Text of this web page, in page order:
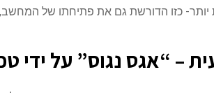
כזו הדורשת גם את פתיחתו של
– “אגס נגוס” על ידי